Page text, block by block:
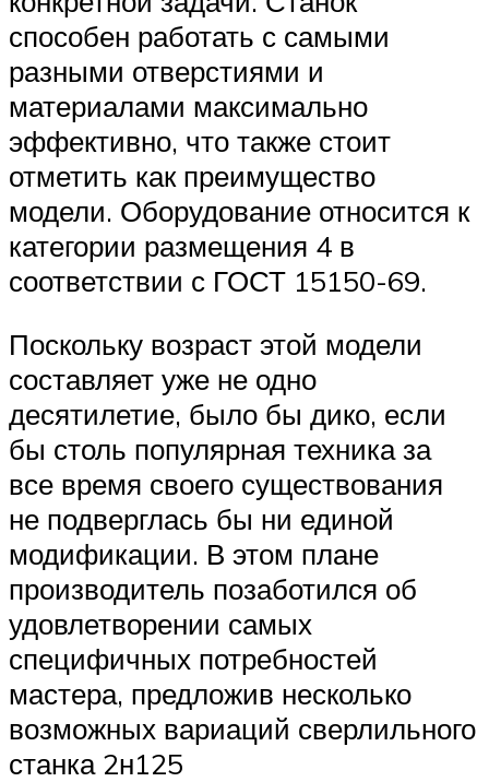
способен работать с самыми
разными отверстиями и
материалами максимально
эффективно, что также стоит
отметить как преимущество
модели. Оборудование относится к
категории размещения 4 в
соответствии с ГОСТ 15150-69.
Поскольку возраст этой модели
составляет уже не одно
десятилетие, было бы дико, если
бы столь популярная техника за
все время своего существования
не подверглась бы ни единой
модификации. В этом плане
производитель позаботился об
удовлетворении самых
специфичных потребностей
мастера, предложив несколько
возможных вариаций сверлильного
станка 2н125